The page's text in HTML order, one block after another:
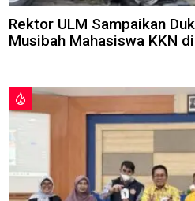
Rektor ULM Sampaikan
Musibah Mahasiswa KKN